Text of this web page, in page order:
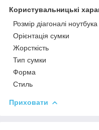
Користувальницькі
Розмір діагоналі ноутбука
Орієнтація сумки
Жорсткість
Тип сумки
Форма
Стиль
Приховати